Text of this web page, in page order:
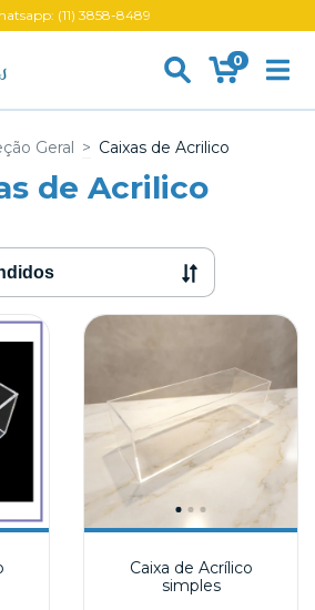
(11) 3858-8489
0
Geral > Caixas de Acrilico
de Acrilico
Caixa de Acrílico
simples